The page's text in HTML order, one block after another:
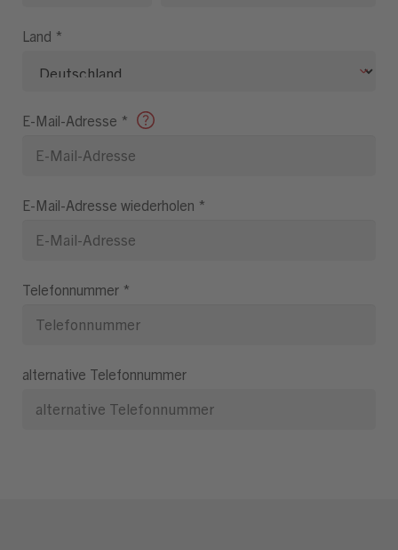
Land *
E-Mail-Adresse *
E-Mail-Adresse wiederholen *
Telefonnummer *
alternative Telefonnummer